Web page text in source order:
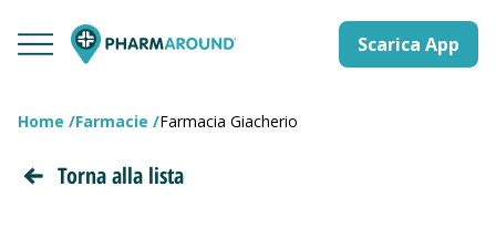
Scarica App
Home Farmacie Farmacia Giacherio
Torna alla lista